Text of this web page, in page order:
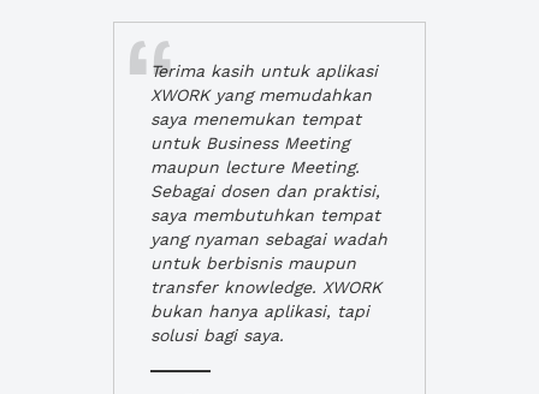
Terima kasih untuk aplikasi
XWORK yang memudahkan
saya menemukan tempat
untuk Business Meeting
maupun lecture Meeting.
Sebagai dosen dan praktisi,
saya membutuhkan tempat
yang nyaman sebagai wadah
untuk berbisnis maupun
transfer knowledge. XWORK
bukan hanya aplikasi, tapi
solusi bagi saya.